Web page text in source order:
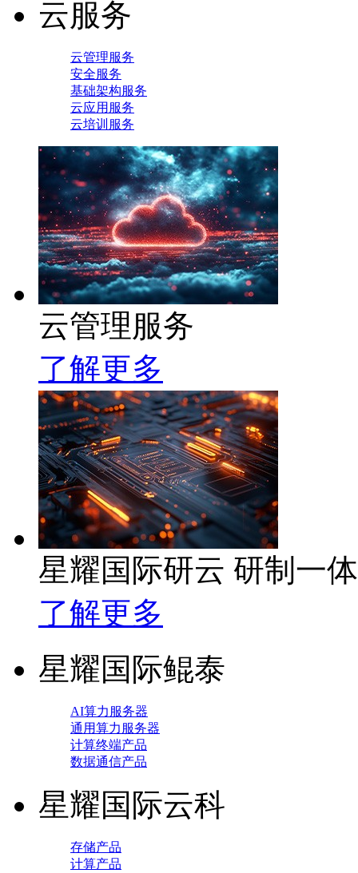
云服务
云管理服务
安全服务
基础架构服务
云应用服务
云培训服务
云管理服务
了解更多
星耀国际研云 研制一
了解更多
星耀国际鲲泰
AI算力服务器
通用算力服务器
计算终端产品
数据通信产品
星耀国际云科
存储产品
计算产品